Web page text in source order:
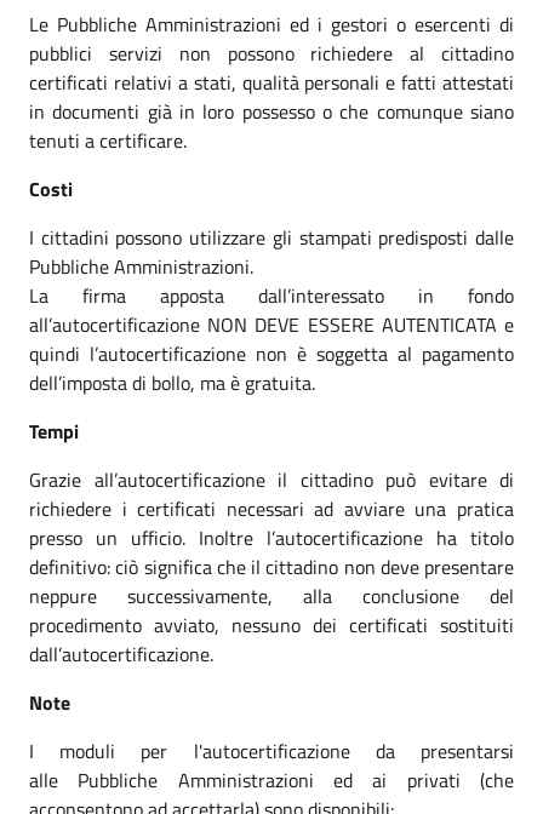
Le Pubbliche Amministrazioni ed i gestori o esercenti di
pubblici servizi non possono richiedere al cittadino
certificati relativi a stati, qualità personali e fatti attestati
in documenti già in loro possesso o che comunque siano
tenuti a certificare.
Costi
I cittadini possono utilizzare gli stampati predisposti dalle
Pubbliche Amministrazioni.
La firma apposta dall’interessato in fondo
all’autocertificazione NON DEVE ESSERE AUTENTICATA e
quindi l’autocertificazione non è soggetta al pagamento
dell’imposta di bollo, ma è gratuita.
Tempi
Grazie all’autocertificazione il cittadino può evitare di
richiedere i certificati necessari ad avviare una pratica
presso un ufficio. Inoltre l’autocertificazione ha titolo
definitivo: ciò significa che il cittadino non deve presentare
neppure successivamente, alla conclusione del
procedimento avviato, nessuno dei certificati sostituiti
dall’autocertificazione.
Note
I moduli per l'autocertificazione da presentarsi
alle Pubbliche Amministrazioni ed ai privati (che